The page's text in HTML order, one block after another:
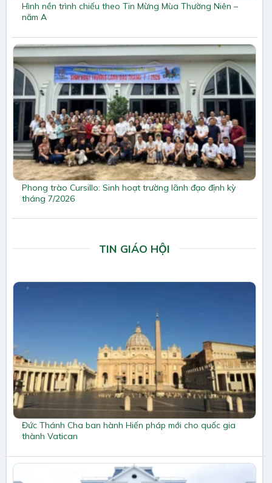
Hình nền trình chiếu theo Tin Mừng Mùa Thường Niên –
năm A
Phong trào Cursillo: Sinh hoạt trường lãnh đạo định kỳ
tháng 7/2026
TIN GIÁO HỘI
Đức Thánh Cha ban hành Hiến pháp mới cho quốc gia
thành Vatican